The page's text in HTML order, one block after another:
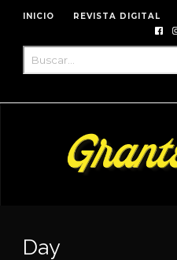
INICIO REVISTA DIGITAL
Day